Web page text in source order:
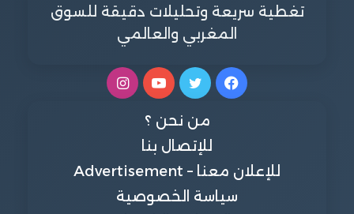
تغطية سريعة وتحليلات دقيقة للسوق
المغربي والعالمي
فيسبوكتويتر يوتيوبانستقرام
من نحن ؟
للإتصال بنا
للإعلان معنا – Advertisement
سياسة الخصوصية